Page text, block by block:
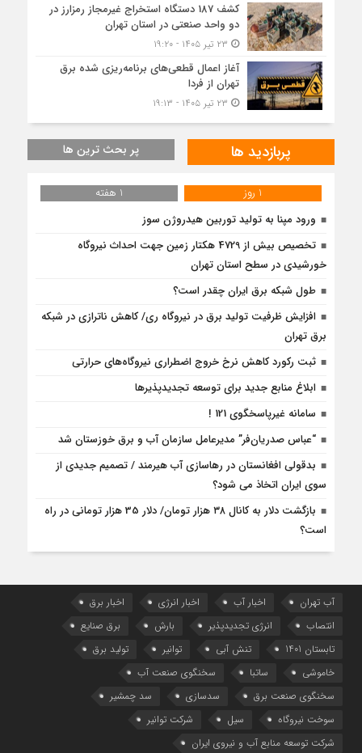
کشف 187 دستگاه استخراج غیرمجاز رمزارز در
دو واحد صنعتی در استان تهران
آغاز اعمال قطعی‌های برنامه‌ریزی شده برق
تهران از فردا
پربازدید ها پر بحث ترین ها
1 روز
1 هفته
ورود مپنا به تولید توربین هیدروژن سوز
تخصیص بیش از 4729 هکتار زمین جهت احداث نیروگاه‌
خورشیدی در سطح استان تهران
طول شبکه برق ایران چقدر است؟
افزایش ظرفیت تولید برق در نیروگاه ری/ کاهش ناترازی در شبکه
برق تهران
ثبت رکورد کاهش نرخ خروج اضطراری نیروگاه‌های حرارتی
ابلاغ منابع جدید برای توسعه تجدیدپذیرها
سامانه غیرپاسخگوی 121 !
“عباس صدریان‌فر” مدیرعامل سازمان آب و برق خوزستان شد
بدقولی افغانستان در رهاسازی آب هیرمند / تصمیم جدیدی از
سوی ایران اتخاذ می شود؟
بازگشت دلار به کانال ۳۸ هزار تومان/ دلار 35 هزار تومانی در راه
است؟
آب تهران اخبار آب اخبار انرژی
اخبار برق
انتصاب
انرژی تجدیدپذیر بارش
برق صنایع
تابستان 1401
تنش آبی توانیر
تولید برق
خاموشی
ساتبا
سخنگوی صنعت آب
سخنگوی صنعت برق
سدسازی
سد چمشیر
سوخت نیروگاه
سیل
شرکت توانیر
شرکت توسعه منابع آب و نیروی ایران